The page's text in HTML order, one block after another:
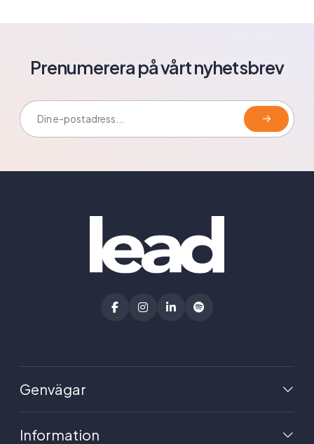
Prenumerera på vårt nyhetsbrev
Genvägar
Information